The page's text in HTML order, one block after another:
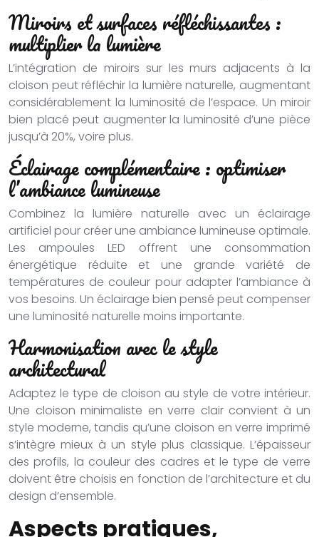
Miroirs et surfaces réfléchissantes :
multiplier la lumière
L’intégration de miroirs sur les murs adjacents à la
cloison peut réfléchir la lumière naturelle, augmentant
considérablement la luminosité de l’espace. Un miroir
bien placé peut augmenter la luminosité d’une pièce
jusqu’à 20%, voire plus.
Éclairage complémentaire : optimiser
l’ambiance lumineuse
Combinez la lumière naturelle avec un éclairage
artificiel pour créer une ambiance lumineuse optimale.
Les ampoules LED offrent une consommation
énergétique réduite et une grande variété de
températures de couleur pour adapter l’ambiance à
vos besoins. Un éclairage bien pensé peut compenser
une luminosité naturelle moins importante.
Harmonisation avec le style
architectural
Adaptez le type de cloison au style de votre intérieur.
Une cloison minimaliste en verre clair convient à un
style moderne, tandis qu’une cloison en verre imprimé
s’intègre mieux à un style plus classique. L’épaisseur
des profils, la couleur des cadres et le type de verre
doivent être choisis en fonction de l’architecture et du
design d’ensemble.
Aspects pratiques,